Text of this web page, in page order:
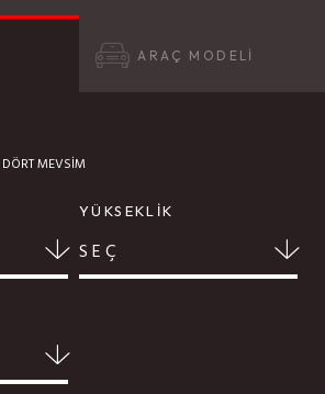
ARAÇ MODELİ
DÖRT MEVSİM
YÜKSEKLİK
SEÇ